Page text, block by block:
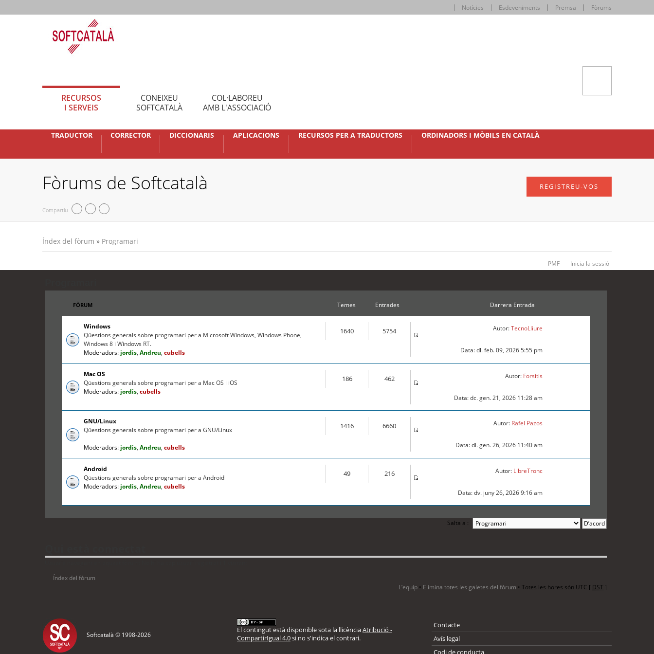
Notícies Esdeveniments Premsa Fòrums
RECURSOS
I SERVEIS
CONEIXEU
SOFTCATALÀ
COL·LABOREU
AMB L'ASSOCIACIÓ
TRADUCTOR CORRECTOR DICCIONARIS APLICACIONS RECURSOS PER A TRADUCTORS ORDINADORS I MÒBILS EN CATALÀ
Fòrums de Softcatalà
Compartiu
REGISTREU-VOS
Índex del fòrum » Programari
PMF Inicia la sessió
FÒRUM Temes Entrades Darrera Entrada
Windows
Qüestions generals sobre programari per a Microsoft Windows, Windows Phone,
Windows 8 i Windows RT.
Moderadors: jordis, Andreu, cubells
1640 5754 Autor:TecnoLliure
Data: dl. feb. 09, 2026 5:55 pm
Mac OS
Qüestions generals sobre programari per a Mac OS i iOS
Moderadors: jordis, cubells
186 462 Autor: Forsitis
Data: dc. gen. 21, 2026 11:28 am
GNU/Linux
Qüestions generals sobre programari per a GNU/Linux
Moderadors: jordis, Andreu, cubells
1416 6660 Autor: Rafel Pazos
Data: dl. gen. 26, 2026 11:40 am
Android
Qüestions generals sobre programari per a Android
Moderadors: jordis, Andreu, cubells
49 216 Autor: LibreTronc
Data: dv. juny 26, 2026 9:16 am
Salta a :
Índex del fòrum
L’equip • Elimina totes les galetes del fòrum • Totes les hores són UTC [ DST]
Softcatalà © 1998-2026
El contingut està disponible sota la llicènciaAtribució -
CompartirIgual 4.0si no s'indica el contrari.
Contacte
Avís legal
Codi de conducta